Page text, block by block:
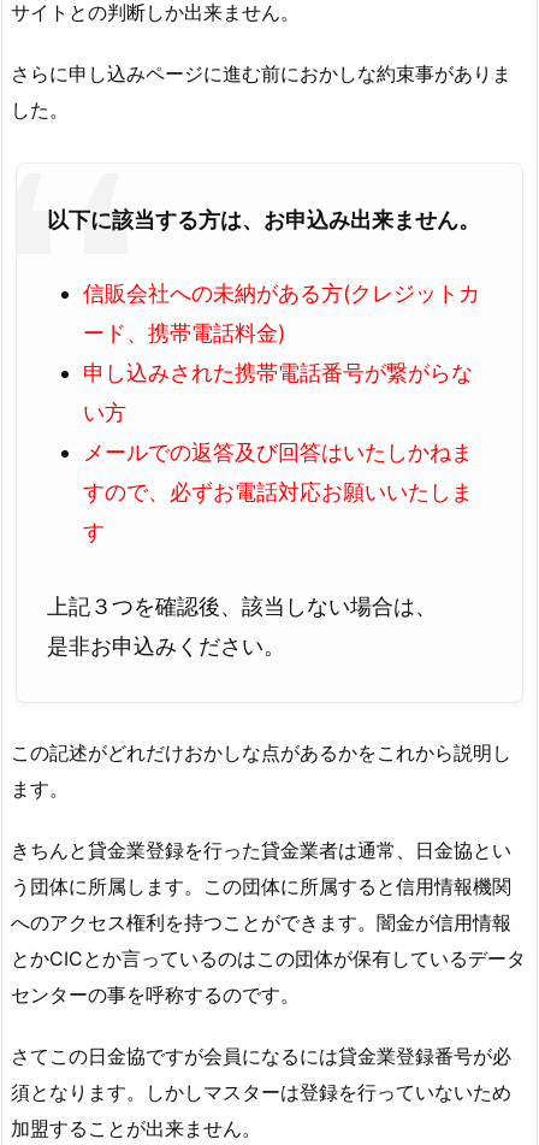
サイトとの判断しか出来ません。
さらに申し込みページに進む前におかしな約束事がありま
した。
以下に該当する方は、お申込み出来ません。
信販会社への未納がある方(クレジットカ
ード、携帯電話料金)
申し込みされた携帯電話番号が繋がらな
い方
メールでの返答及び回答はいたしかねま
すので、必ずお電話対応お願いいたしま
す
上記３つを確認後、該当しない場合は、
是非お申込みください。
この記述がどれだけおかしな点があるかをこれから説明し
ます。
きちんと貸金業登録を行った貸金業者は通常、日金協とい
う団体に所属します。この団体に所属すると信用情報機関
へのアクセス権利を持つことができます。闇金が信用情報
とかCICとか言っているのはこの団体が保有しているデータ
センターの事を呼称するのです。
さてこの日金協ですが会員になるには貸金業登録番号が必
須となります。しかしマスターは登録を行っていないため
加盟することが出来ません。